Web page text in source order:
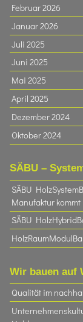
Februar 2026
Januar 2026
Juli 2025
Juni 2025
Mai 2025
April 2025
Dezember 2024
Oktober 2024
SÄBU –
SÄBU
Manufaktur kommt
SÄBU
Wir bauen auf
Qualität im